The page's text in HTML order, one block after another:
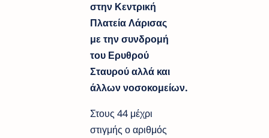
στην Κεντρική
Πλατεία Λάρισας
με την συνδρομή
του Ερυθρού
Σταυρού αλλά και
άλλων νοσοκομείων.
Στους 44 μέχρι
στιγμής ο αριθμός